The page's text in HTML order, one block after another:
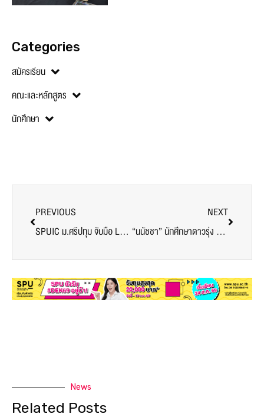
Categories
สมัครเรียน
คณะและหลักสูตร
นักศึกษา
PREVIOUS
SPUIC ม.ศรีปทุม จับมือ Lufthansa Services Thailand MOU มุ่งพัฒนาทรัพยากรบุคคลสู่อนาคตที่ยั่งยืนในวงการการบิน
NEXT
“นนัชชา” นักศึกษาดาวรุ่ง สถาปัตยกรรมศาสตร์ SPU คว้าโอกาสทอง! เป็นตัวแทนเยาวชนไทย บนเวทีระดับโลก IYC Climate Summit 2024
News
Related Posts